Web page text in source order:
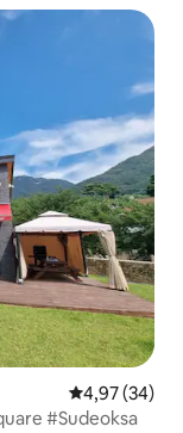
Gemiddelde
4,97 (34)
#Sudeoksa